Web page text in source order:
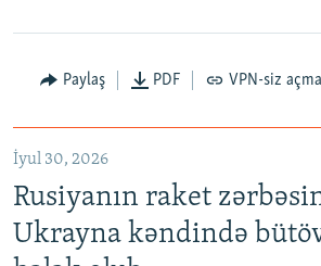
Paylaş PDF VPN-siz
İyul 30, 2026
Rusiyanın raket
Ukrayna kəndində